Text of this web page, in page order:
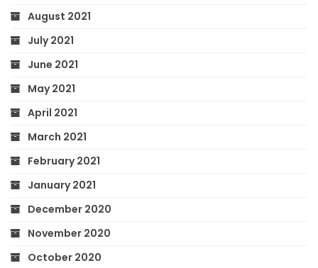
August 2021
July 2021
June 2021
May 2021
April 2021
March 2021
February 2021
January 2021
December 2020
November 2020
October 2020